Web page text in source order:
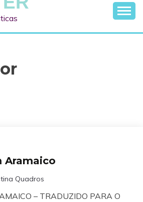
Aramaico
Quadros
– TRADUZIDO PARA O